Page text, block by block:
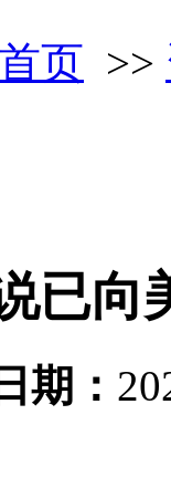
页 >>
已向
日期：